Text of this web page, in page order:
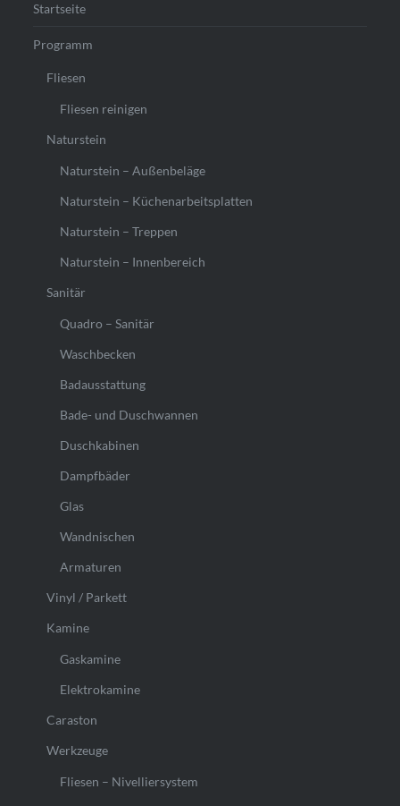
Startseite
Programm
Fliesen
Fliesen reinigen
Naturstein
Naturstein – Außenbeläge
Naturstein – Küchenarbeitsplatten
Naturstein – Treppen
Naturstein – Innenbereich
Sanitär
Quadro – Sanitär
Waschbecken
Badausstattung
Bade- und Duschwannen
Duschkabinen
Dampfbäder
Glas
Wandnischen
Armaturen
Vinyl / Parkett
Kamine
Gaskamine
Elektrokamine
Caraston
Werkzeuge
Fliesen – Nivelliersystem